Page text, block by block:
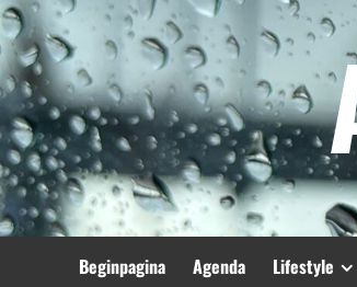
Spring
naar
inhoud
Beginpagina Agenda Lifestyle